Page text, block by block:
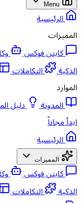
Menu
الرئيسية
المميزات
كابتن فوكس
الذكية
التكاملات
الموارد
المدونة
دليل
ابدأ مجاناً
الرئيسية
المميزات
كابتن فوكس
الذكية
التكاملات